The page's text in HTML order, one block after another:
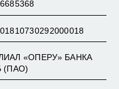
И ОБМЕНА«ОПЕРУ» БАНКА
(ПАО)